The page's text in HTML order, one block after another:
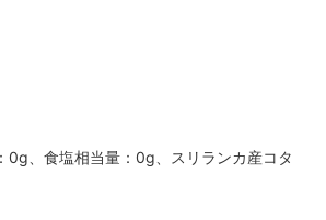
、食塩相当量：0g、スリランカ産コタ